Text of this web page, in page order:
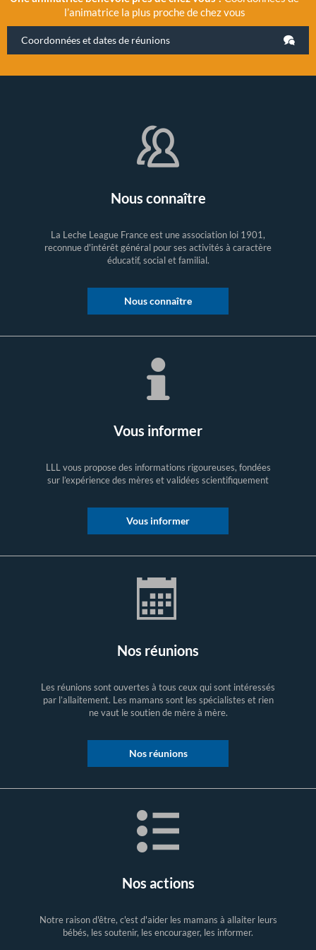
l’animatrice la plus proche de chez vous
Coordonnées et dates de réunions
Nous connaître
La Leche League France est une association loi 1901,
reconnue d'intérêt général pour ses activités à caractère
éducatif, social et familial.
Nous connaître
Vous informer
LLL vous propose des informations rigoureuses, fondées
sur l’expérience des mères et validées scientifiquement
Vous informer
Nos réunions
Les réunions sont ouvertes à tous ceux qui sont intéressés
par l’allaitement. Les mamans sont les spécialistes et rien
ne vaut le soutien de mère à mère.
Nos réunions
Nos actions
Notre raison d'être, c'est d'aider les mamans à allaiter leurs
bébés, les soutenir, les encourager, les informer.